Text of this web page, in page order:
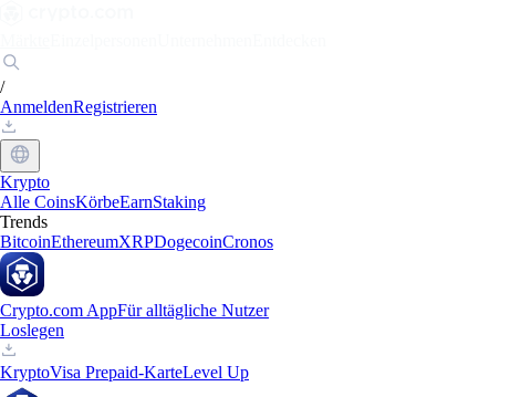
/
AnmeldenRegistrieren
Krypto
Alle CoinsKörbeEarnStaking
Trends
BitcoinEthereumXRPDogecoinCronos
Crypto.com AppFür alltägliche Nutzer
Loslegen
KryptoVisa Prepaid-KarteLevel Up